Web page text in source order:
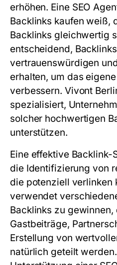
erhöhen. Eine SEO
Backlinks kaufen weiß,
Backlinks gleichwertig
entscheidend,
vertrauenswürdigen
erhalten, um das
verbessern. Vivont
spezialisiert,
solcher hochwertigen
unterstützen.
Eine effektive Backlink-
die Identifizierung von
die potenziell verlinken
verwendet
Backlinks zu gewinnen,
Gastbeiträge,
Erstellung von
natürlich geteilt